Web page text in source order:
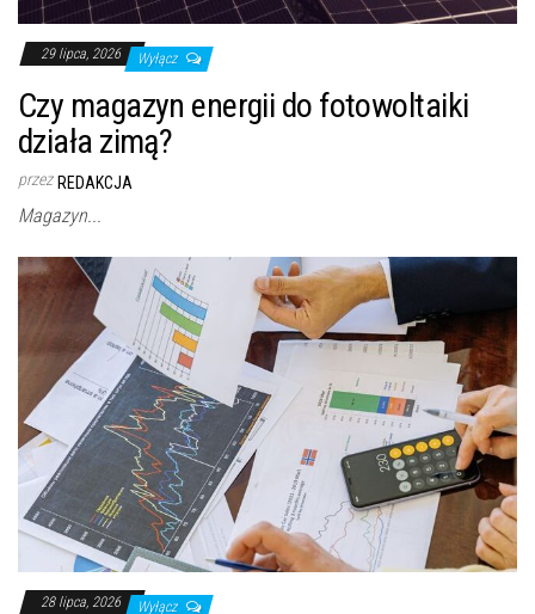
29 lipca, 2026 Wyłącz
Czy magazyn energii do fotowoltaiki
działa zimą?
przez REDAKCJA
Magazyn...
28 lipca, 2026 Wyłącz